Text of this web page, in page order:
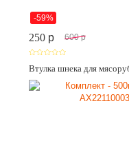
-59%
250 p 600 p
Втулка шнека для